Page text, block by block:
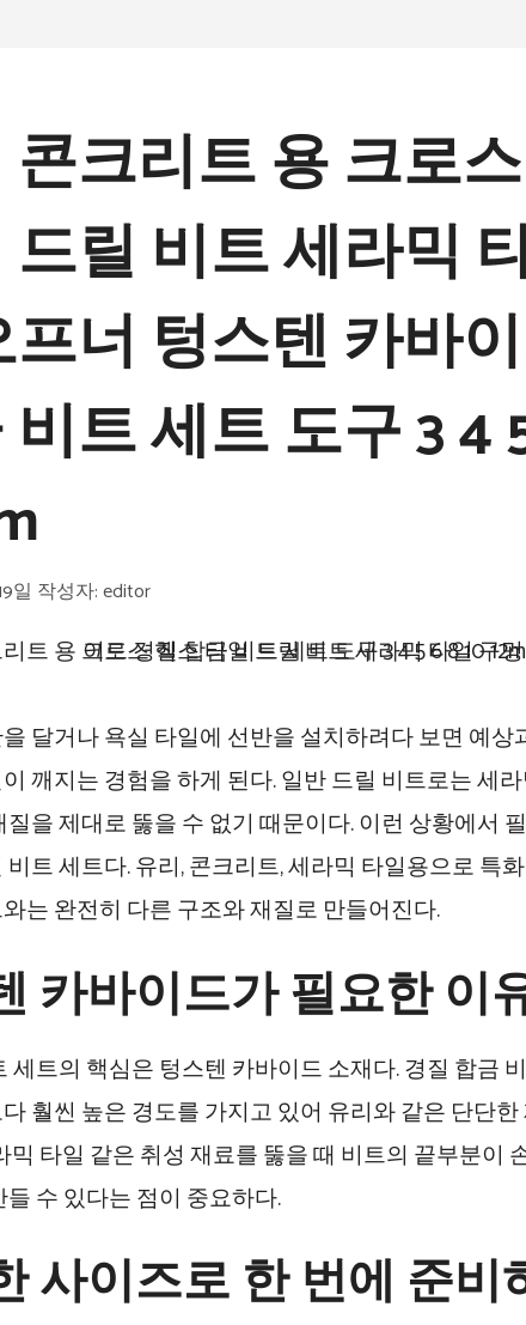
크리트 용 크로
릴 비트 세라믹
너 텅스텐 카바
트 세트 도구 3 4
일 작성자:editor
달거나 욕실 타일에 선반을 설치하려다 보면 예상
깨지는 경험을 하게 된다. 일반 드릴 비트로는 세
을 제대로 뚫을 수 없기 때문이다. 이런 상황에서
트 세트다. 유리, 콘크리트, 세라믹 타일용으로 특
는 완전히 다른 구조와 재질로 만들어진다.
카바이드가 필요한 이
세트의 핵심은 텅스텐 카바이드 소재다. 경질 합금
훨씬 높은 경도를 가지고 있어 유리와 같은 단단
믹 타일 같은 취성 재료를 뚫을 때 비트의 끝부분이
수 있다는 점이 중요하다.
사이즈로 한 번에 준비